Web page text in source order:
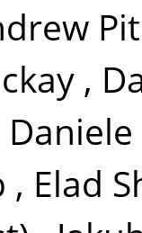
,
, Elad